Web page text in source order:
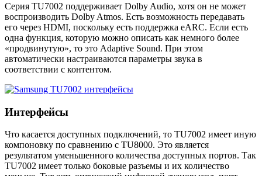
Серия TU7002 поддерживает Dolby Audio, хотя он не может
воспроизводить Dolby Atmos. Есть возможность передавать
его через HDMI, поскольку есть поддержка eARC. Если есть
одна функция, которую можно описать как немного более
«продвинутую», то это Adaptive Sound. При этом
автоматически настраиваются параметры звука в
соответствии с контентом.
Интерфейсы
Что касается доступных подключений, то TU7002 имеет иную
компоновку по сравнению с TU8000. Это является
результатом уменьшенного количества доступных портов. Так
TU7002 имеет только боковые разъемы и их количество